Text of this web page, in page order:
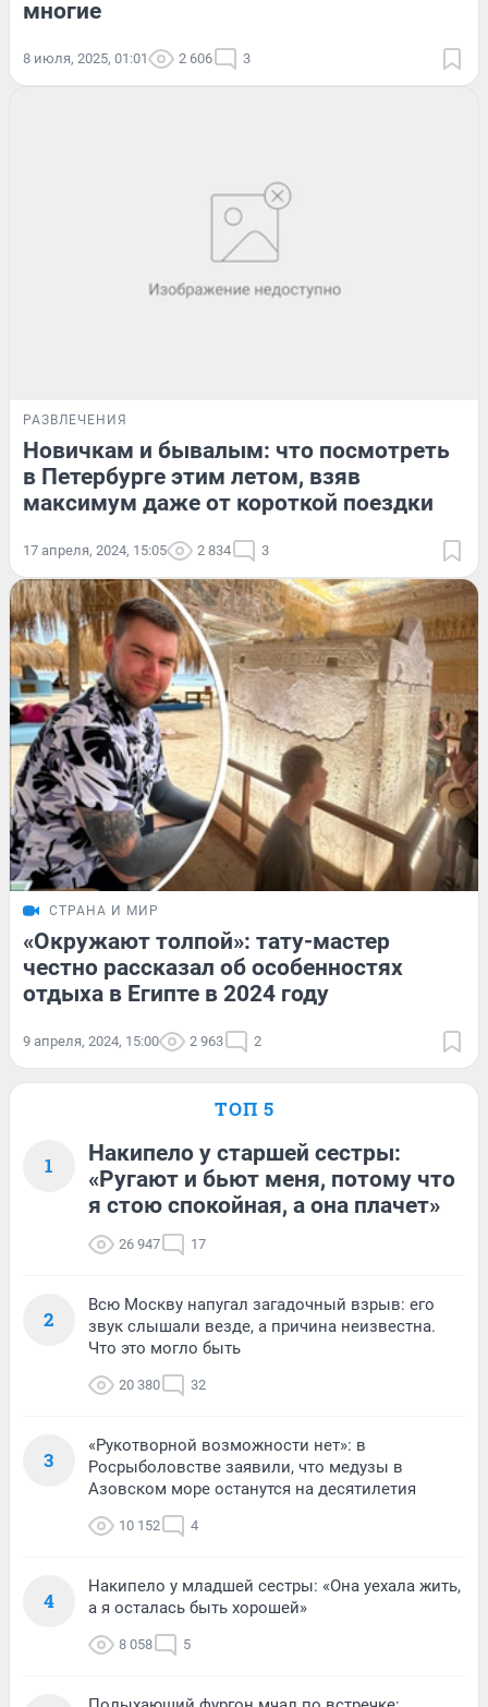
многие
8 июля, 2025, 01:01 2 606 3
РАЗВЛЕЧЕНИЯ
Новичкам и бывалым: что посмотреть
в Петербурге этим летом, взяв
максимум даже от короткой поездки
17 апреля, 2024, 15:05 2 834 3
СТРАНА И МИР
«Окружают толпой»: тату-мастер
честно рассказал об особенностях
отдыха в Египте в 2024 году
9 апреля, 2024, 15:00 2 963 2
ТОП 5
1
Накипело у старшей сестры:
«Ругают и бьют меня, потому что
я стою спокойная, а она плачет»
26 947 17
2
Всю Москву напугал загадочный взрыв: его
звук слышали везде, а причина неизвестна.
Что это могло быть
20 380 32
3
«Рукотворной возможности нет»: в
Росрыболовстве заявили, что медузы в
Азовском море останутся на десятилетия
10 152 4
4
Накипело у младшей сестры: «Она уехала жить,
а я осталась быть хорошей»
8 058 5